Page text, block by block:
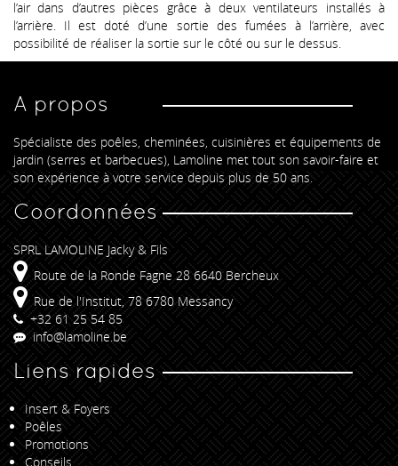
l’air dans d’autres pièces grâce à deux ventilateurs installés à
l’arrière. Il est doté d’une sortie des fumées à l’arrière, avec
possibilité de réaliser la sortie sur le côté ou sur le dessus.
A propos
Spécialiste des poêles, cheminées, cuisinières et équipements de
jardin (serres et barbecues), Lamoline met tout son savoir-faire et
son expérience à votre service depuis plus de 50 ans.
Coordonnées
SPRL LAMOLINE Jacky & Fils
Route de la Ronde Fagne 28 6640 Bercheux
Rue de l'Institut, 78 6780 Messancy
+32 61 25 54 85
info@lamoline.be
Liens rapides
Insert & Foyers
Poêles
Promotions
Conseils